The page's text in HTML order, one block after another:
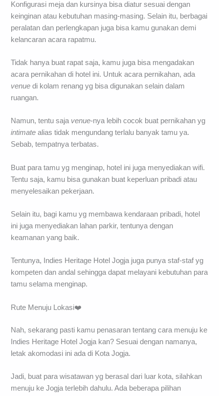
Konfigurasi meja dan kursinya bisa diatur sesuai dengan
keinginan atau kebutuhan masing-masing. Selain itu, berbagai
peralatan dan perlengkapan juga bisa kamu gunakan demi
kelancaran acara rapatmu.
Tidak hanya buat rapat saja, kamu juga bisa mengadakan
acara pernikahan di hotel ini. Untuk acara pernikahan, ada
venue di kolam renang yg bisa digunakan selain dalam
ruangan.
Namun, tentu saja venue-nya lebih cocok buat pernikahan yg
intimate alias tidak mengundang terlalu banyak tamu ya.
Sebab, tempatnya terbatas.
Buat para tamu yg menginap, hotel ini juga menyediakan wifi.
Tentu saja, kamu bisa gunakan buat keperluan pribadi atau
menyelesaikan pekerjaan.
Selain itu, bagi kamu yg membawa kendaraan pribadi, hotel
ini juga menyediakan lahan parkir, tentunya dengan
keamanan yang baik.
Tentunya, Indies Heritage Hotel Jogja juga punya staf-staf yg
kompeten dan andal sehingga dapat melayani kebutuhan para
tamu selama menginap.
Rute Menuju Lokasi❤️
Nah, sekarang pasti kamu penasaran tentang cara menuju ke
Indies Heritage Hotel Jogja kan? Sesuai dengan namanya,
letak akomodasi ini ada di Kota Jogja.
Jadi, buat para wisatawan yg berasal dari luar kota, silahkan
menuju ke Jogja terlebih dahulu. Ada beberapa pilihan